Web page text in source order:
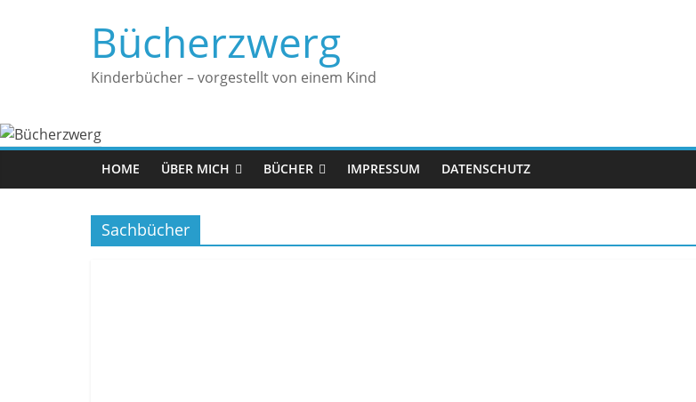
Bücherzwerg
Kinderbücher – vorgestellt von einem Kind
HOME ÜBER MICH BÜCHER IMPRESSUM DATENSCHUTZ
Sachbücher